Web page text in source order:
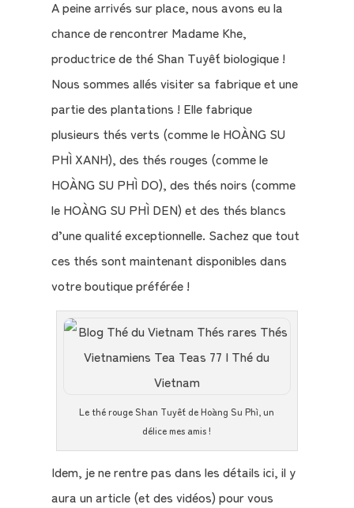
A peine arrivés sur place, nous avons eu la
chance de rencontrer Madame Khe,
productrice de thé Shan Tuyết biologique !
Nous sommes allés visiter sa fabrique et une
partie des plantations ! Elle fabrique
plusieurs thés verts (comme le HOÀNG SU
PHÌ XANH), des thés rouges (comme le
HOÀNG SU PHÌ DO), des thés noirs (comme
le HOÀNG SU PHÌ DEN) et des thés blancs
d’une qualité exceptionnelle. Sachez que tout
ces thés sont maintenant disponibles dans
votre boutique préférée !
Le thé rouge Shan Tuyết de Hoàng Su Phì, un
délice mes amis !
Idem, je ne rentre pas dans les détails ici, il y
aura un article (et des vidéos) pour vous